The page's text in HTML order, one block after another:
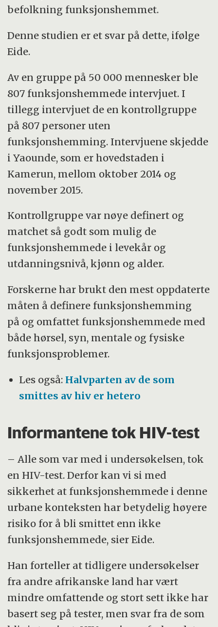
befolkning funksjonshemmet.
Denne studien er et svar på dette, ifølge
Eide.
Av en gruppe på 50 000 mennesker ble
807 funksjonshemmede intervjuet. I
tillegg intervjuet de en kontrollgruppe
på 807 personer uten
funksjonshemming. Intervjuene skjedde
i Yaounde, som er hovedstaden i
Kamerun, mellom oktober 2014 og
november 2015.
Kontrollgruppe var nøye definert og
matchet så godt som mulig de
funksjonshemmede i levekår og
utdanningsnivå, kjønn og alder.
Forskerne har brukt den mest oppdaterte
måten å definere funksjonshemming
på og omfattet funksjonshemmede med
både hørsel, syn, mentale og fysiske
funksjonsproblemer.
Les også: Halvparten av de som
smittes av hiv er hetero
Informantene tok HIV-test
– Alle som var med i undersøkelsen, tok
en HIV-test. Derfor kan vi si med
sikkerhet at funksjonshemmede i denne
urbane konteksten har betydelig høyere
risiko for å bli smittet enn ikke
funksjonshemmede, sier Eide.
Han forteller at tidligere undersøkelser
fra andre afrikanske land har vært
mindre omfattende og stort sett ikke har
basert seg på tester, men svar fra de som